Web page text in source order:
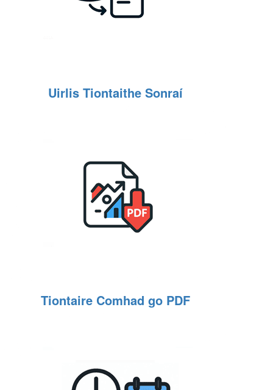
Uirlis Tiontaithe Sonraí
Tiontaire Comhad go PDF